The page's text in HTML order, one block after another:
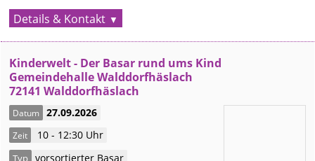
Details & Kontakt
Kinderwelt - Der Basar rund ums Kind
Gemeindehalle Walddorfhäslach
72141 Walddorfhäslach
Datum 27.09.2026
Zeit 10 - 12:30 Uhr
Typ vorsortierter Basar